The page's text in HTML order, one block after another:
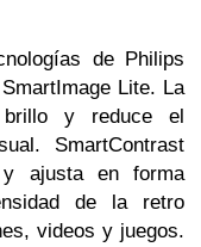
de Philips
Lite. La
brillo y reduce el
SmartContrast
ajusta en forma
de la retro
videos y juegos.